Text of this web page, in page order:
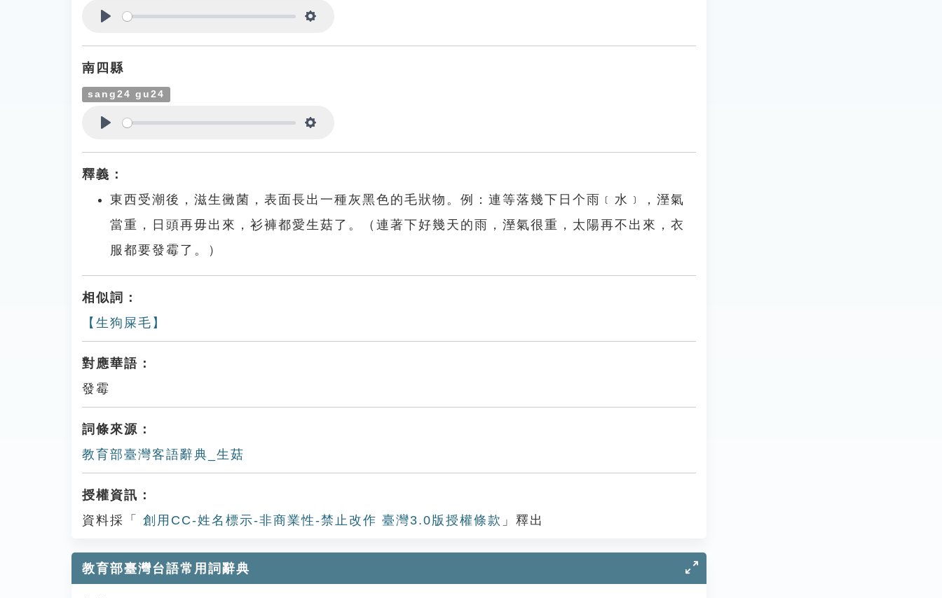
南四縣
sang24 gu24
釋義：
東西受潮後，滋生黴菌，表面長出一種灰黑色的毛狀物。例：連等落幾下日个雨﹝水﹞，溼氣
當重，日頭再毋出來，衫褲都愛生菇了。（連著下好幾天的雨，溼氣很重，太陽再不出來，衣
服都要發霉了。）
相似詞：
【生狗屎毛】
對應華語：
發霉
詞條來源：
教育部臺灣客語辭典_生菇
授權資訊：
資料採「
創用CC-姓名標示-非商業性-禁止改作 臺灣3.0版授權條款 」釋出
教育部臺灣台語常用詞辭典